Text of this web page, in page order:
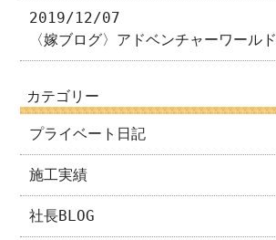
2019/12/07
〈嫁ブログ〉アドベンチャーワールド
カテゴリー
プライベート日記
施工実績
社長BLOG